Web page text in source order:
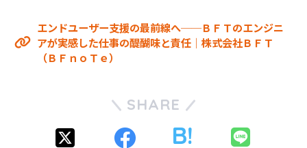
エンドユーザー支援の最前線へ──ＢＦＴのエンジニ
アが実感した仕事の醍醐味と責任｜株式会社ＢＦＴ
（ＢＦｎｏＴｅ）
SHARE